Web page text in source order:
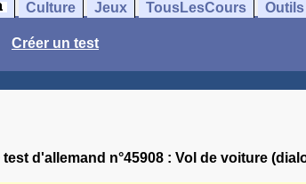
Culture Jeux TousLesCours Outils
Créer un test
test d'allemand n°45908 : Vol de voiture